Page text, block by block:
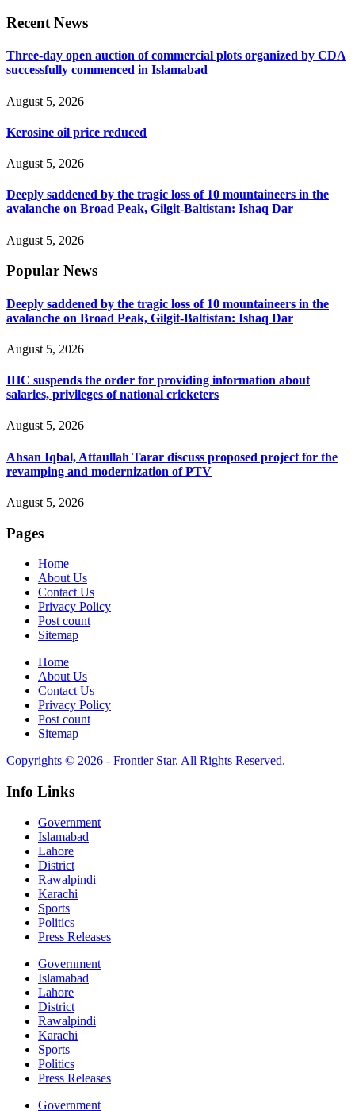
Recent News
Three-day open auction of commercial plots organized by CDA
successfully commenced in Islamabad
August 5, 2026
Kerosine oil price reduced
August 5, 2026
Deeply saddened by the tragic loss of 10 mountaineers in the
avalanche on Broad Peak, Gilgit-Baltistan: Ishaq Dar
August 5, 2026
Popular News
Deeply saddened by the tragic loss of 10 mountaineers in the
avalanche on Broad Peak, Gilgit-Baltistan: Ishaq Dar
August 5, 2026
IHC suspends the order for providing information about
salaries, privileges of national cricketers
August 5, 2026
Ahsan Iqbal, Attaullah Tarar discuss proposed project for the
revamping and modernization of PTV
August 5, 2026
Pages
Home
About Us
Contact Us
Privacy Policy
Post count
Sitemap
Home
About Us
Contact Us
Privacy Policy
Post count
Sitemap
Copyrights © 2026 - Frontier Star. All Rights Reserved.
Info Links
Government
Islamabad
Lahore
District
Rawalpindi
Karachi
Sports
Politics
Press Releases
Government
Islamabad
Lahore
District
Rawalpindi
Karachi
Sports
Politics
Press Releases
Government